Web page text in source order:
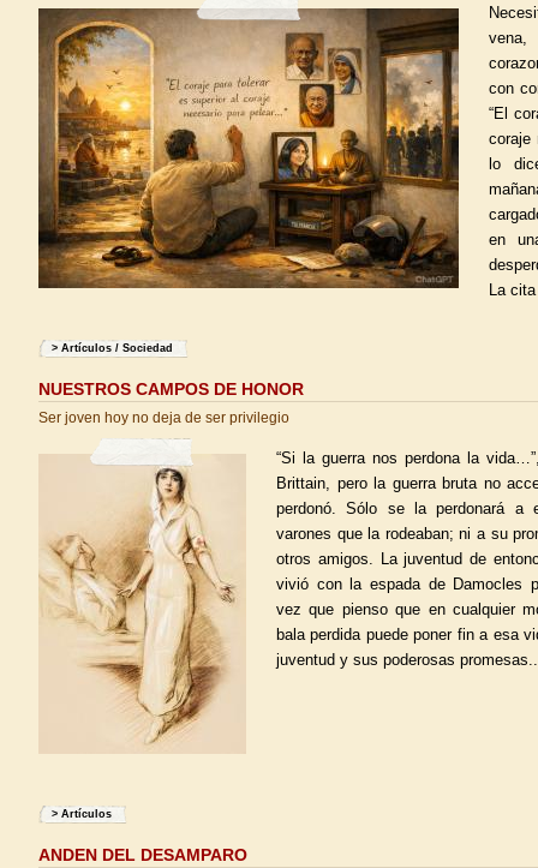
con
“El
coraje
lo
en
La
> Artículos / Sociedad
NUESTROS CAMPOS DE HONOR
Ser joven hoy no deja de ser privilegio
“Si la guerra nos perdona la
Brittain, pero la guerra bruta no
perdonó. Sólo se la perdonará
varones que la rodeaban; ni a su
otros amigos. La juventud de
vivió con la espada de Damocles
vez que pienso que en cualquier
bala perdida puede poner fin a esa
juventud y sus poderosas
> Artículos
ANDEN DEL DESAMPARO